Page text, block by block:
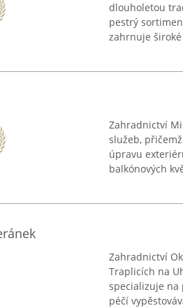
dlouholetou
pestrý
zahrnuje široké
Zahradnictví
služeb,
úpravu
balkónových
Zahradnictví
Traplicích na
specializuje na
péčí